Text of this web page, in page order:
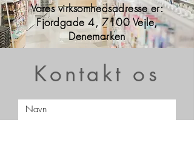
Vores virksomhedsadresse er:
Fjordgade 4, 7100 Vejle,
Denemarken
Kontakt os